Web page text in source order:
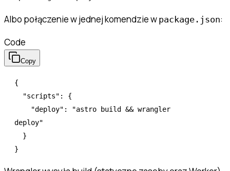
Albo połączenie w jednej komendzie w package.json:
Code
Copy
{
  "scripts"
:
{
    "deploy"
:
"astro build && wrangler
deploy"
  }
}